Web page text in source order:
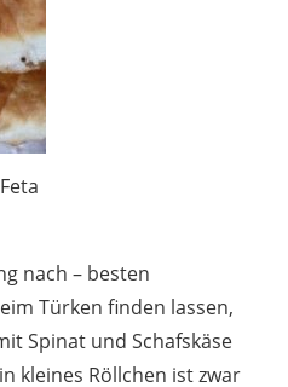
nach – besten
Türken finden lassen,
Spinat und Schafskäse
kleines Röllchen ist zwar